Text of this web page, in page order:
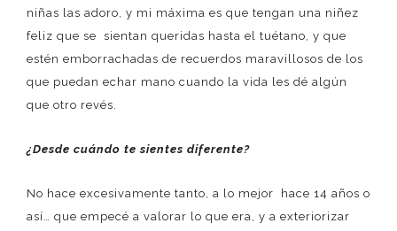
niñas las adoro, y mi máxima es que tengan una niñez
feliz que se sientan queridas hasta el tuétano, y que
estén emborrachadas de recuerdos maravillosos de los
que puedan echar mano cuando la vida les dé algún
que otro revés.
¿Desde cuándo te sientes diferente?
No hace excesivamente tanto, a lo mejor hace 14 años o
así… que empecé a valorar lo que era, y a exteriorizar